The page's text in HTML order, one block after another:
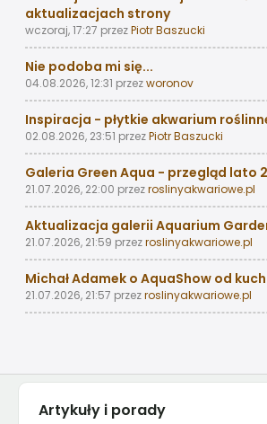
aktualizacjach strony
wczoraj, 17:27 przezPiotr Baszucki
Nie podoba mi się...
04.08.2026, 12:31 przezworonov
Inspiracja - płytkie akwarium
02.08.2026, 23:51 przezPiotr Baszucki
Galeria Green Aqua - przegląd lato
21.07.2026, 22:00 przezroslinyakwariowe.pl
Aktualizacja galerii Aquarium
21.07.2026, 21:59 przezroslinyakwariowe.pl
Michał Adamek o AquaShow od
21.07.2026, 21:57 przezroslinyakwariowe.pl
Artykuły i porady